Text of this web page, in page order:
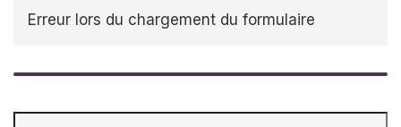
Erreur lors du chargement du formulaire